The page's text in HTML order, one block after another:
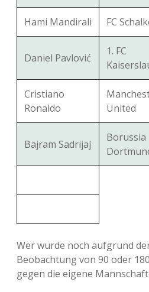
Hami Mandirali FC
Daniel Pavlović
1. FC
Cristiano
Ronaldo
United
Bajram Sadrijaj
Borussia
Wer wurde noch aufgrund
Beobachtung von 90 oder
gegen die eigene